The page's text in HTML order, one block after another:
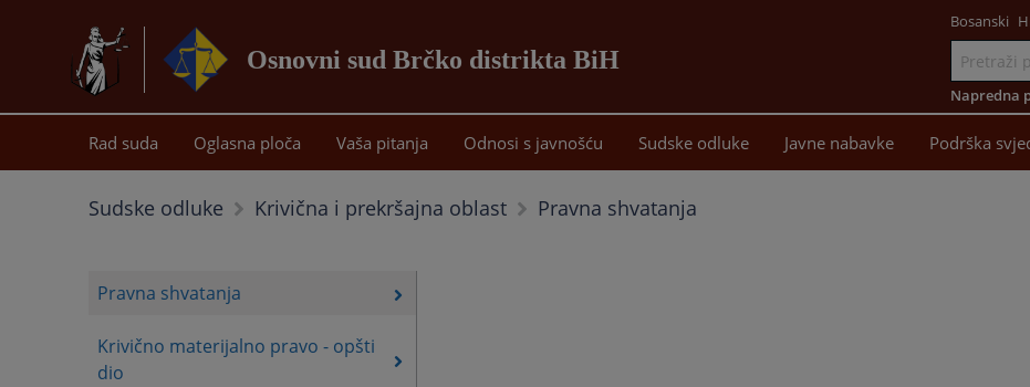
Osnovni sud Brčko distrikta BiH
sadržaj
Bosanski
Napredna
Rad suda Oglasna ploča Vaša pitanja Odnosi s javnošću Sudske odluke Javne nabavke Podrška
Sudske odluke Krivična i prekršajna oblast Pravna shvatanja
Pravna shvatanja
Krivično materijalno pravo - opšti
dio